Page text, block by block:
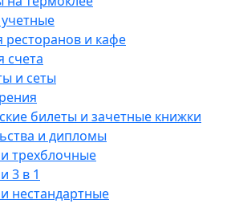
и кафе
счета
и сеты
билеты и зачетные книжки
и дипломы
трехблочные
3 в 1
нестандартные